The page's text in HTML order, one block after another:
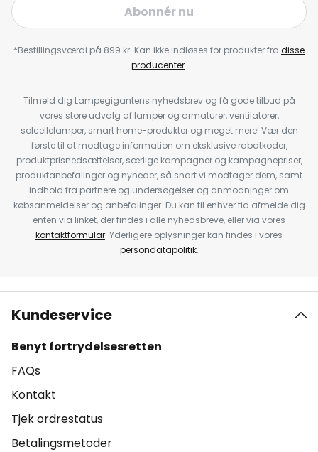
Abonnér nu
*Bestillingsværdi på 899 kr. Kan ikke indløses for produkter fra disse
producenter.
Tilmeld dig Lampegigantens nyhedsbrev og få gode tilbud på
vores store udvalg af lamper og armaturer, ventilatorer,
solcellelamper, smart home-produkter og meget mere! Vær den
første til at modtage information om eksklusive rabatkoder,
produktprisnedsættelser, særlige kampagner og kampagnepriser,
produktanbefalinger og nyheder, så snart vi modtager dem, samt
indhold fra partnere og undersøgelser og anmodninger om
købsanmeldelser og anbefalinger. Du kan til enhver tid afmelde dig
enten via linket, der findes i alle nyhedsbreve, eller via vores
kontaktformular. Yderligere oplysninger kan findes i vores
persondatapolitik.
Kundeservice
Benyt fortrydelsesretten
FAQs
Kontakt
Tjek ordrestatus
Betalingsmetoder